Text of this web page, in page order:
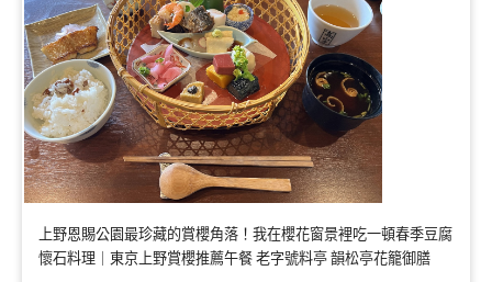
上野恩賜公園最珍藏的賞櫻角落！我在櫻花窗景裡吃一頓春季豆腐
懷石料理｜東京上野賞櫻推薦午餐 老字號料亭 韻松亭花籠御膳